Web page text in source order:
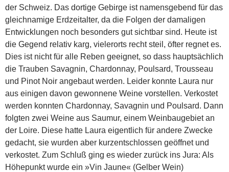
der Schweiz. Das dortige Gebirge ist namensgebend für das
gleichnamige Erdzeitalter, da die Folgen der damaligen
Entwicklungen noch besonders gut sichtbar sind. Heute ist
die Gegend relativ karg, vielerorts recht steil, öfter regnet es.
Dies ist nicht für alle Reben geeignet, so dass hauptsächlich
die Trauben Savagnin, Chardonnay, Poulsard, Trousseau
und Pinot Noir angebaut werden. Leider konnte Laura nur
aus einigen davon gewonnene Weine vorstellen. Verkostet
werden konnten Chardonnay, Savagnin und Poulsard. Dann
folgten zwei Weine aus Saumur, einem Weinbaugebiet an
der Loire. Diese hatte Laura eigentlich für andere Zwecke
gedacht, sie wurden aber kurzentschlossen geöffnet und
verkostet. Zum Schluß ging es wieder zurück ins Jura: Als
Höhepunkt wurde ein »Vin Jaune« (Gelber Wein)